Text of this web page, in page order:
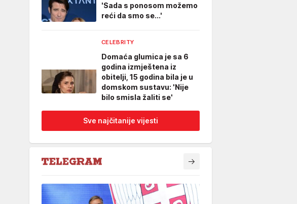
'Sada s ponosom možemo
reći da smo se...'
CELEBRITY
Domaća glumica je sa 6
godina izmještena iz
obitelji, 15 godina bila je u
domskom sustavu: 'Nije
bilo smisla žaliti se'
Sve najčitanije vijesti